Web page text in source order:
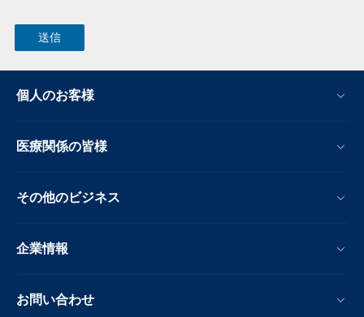
個人のお客様
医療関係の皆様
その他のビジネス
企業情報
お問い合わせ